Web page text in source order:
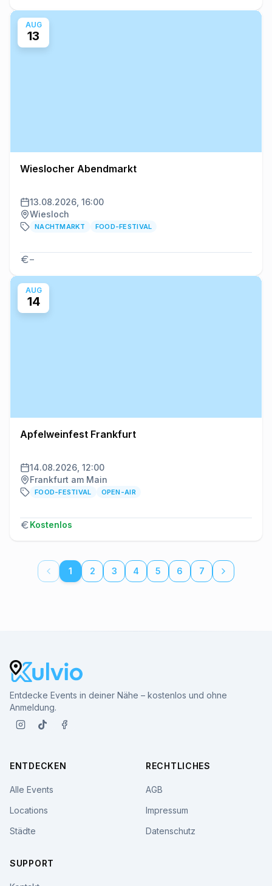
AUG
13
Wieslocher Abendmarkt
13.08.2026, 16:00
Wiesloch
NACHTMARKT FOOD-FESTIVAL
–
AUG
14
Apfelweinfest Frankfurt
14.08.2026, 12:00
Frankfurt am Main
FOOD-FESTIVAL OPEN-AIR
Kostenlos
1 2 3 4 5 6 7
Entdecke Events in deiner Nähe – kostenlos und ohne
Anmeldung.
ENTDECKEN
Alle Events
Locations
Städte
RECHTLICHES
AGB
Impressum
Datenschutz
SUPPORT